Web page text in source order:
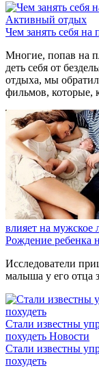
Активный отдых
Чем занять себя на
Многие, попав на
деть себя от
отдыха, мы
фильмов, которые,
влияет на мужское
Рождение ребенка
Исследователи
малыша у его отца
Стали известны
похудеть Новости
Стали известны
похудеть